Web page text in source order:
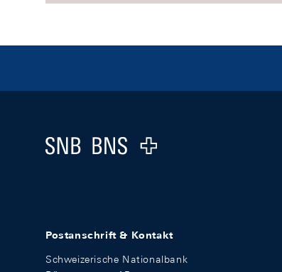
Logo
Postanschrift & Kontakt
Schweizerische Nationalbank